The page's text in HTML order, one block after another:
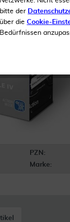
PZN:
Marke:
bitte der
über die Cookie-
Bedürfnissen